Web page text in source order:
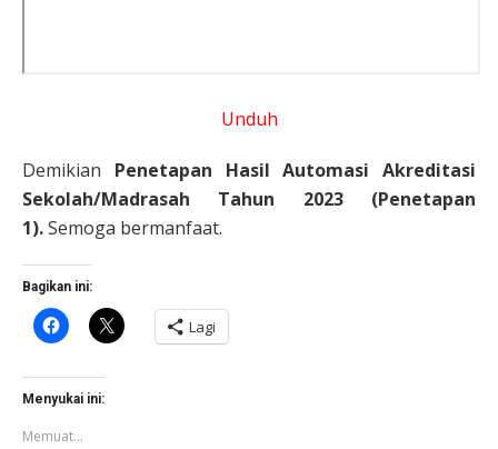
Unduh
Demikian Penetapan Hasil Automasi Akreditasi
Sekolah/Madrasah Tahun 2023 (Penetapan
1).Semoga bermanfaat.
Bagikan ini:
Klik
untuk
Facebook(Membuka
di
jendela
baru)
Klik
untuk
berbagi
Lagi
Menyukai ini:
Memuat...